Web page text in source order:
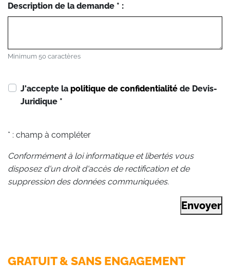
Description de la demande * :
Minimum 50 caractères
J'accepte la politique de confidentialité de Devis-
Juridique *
* : champ à compléter
Conformément à loi informatique et libertés vous
disposez d'un droit d'accès de rectification et de
suppression des données communiquées.
Envoyer
GRATUIT & SANS ENGAGEMENT